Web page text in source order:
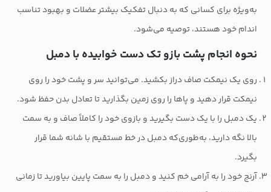
به‌ویژه برای کسانی که به دنبال تفکیک بیشتر عضلات و بهبود تناسب
اندام خود هستند، توصیه می‌شود.
نحوه انجام پشت بازو تک دست خوابیده با دمبل
روی یک نیمکت صاف دراز بکشید. می‌توانید سر و پشت خود را روی
نیمکت قرار دهید و پاها را روی زمین بگذارید تا تعادل بدن حفظ شود.
یک دمبل را با یک دست بگیرید و بازوی خود را کاملاً صاف و به سمت
بالا نگه دارید، به‌طوری‌که دمبل در خط مستقیم با شانه شما قرار
بگیرد.
آرنج خود را به آرامی خم کنید و دمبل را به سمت پایین بیاورید تا زمانی